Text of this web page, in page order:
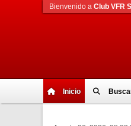
Inicio
Bienvenido a Club VFR